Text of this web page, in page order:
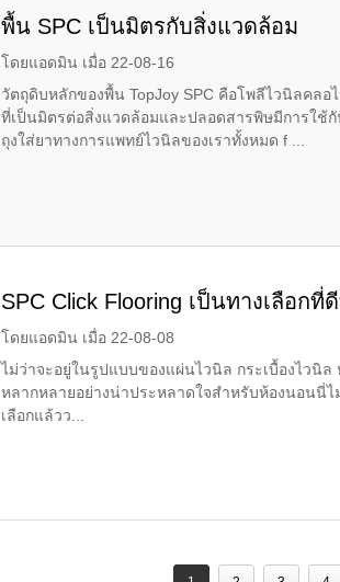
พื้น SPC เป็นมิตรกับสิ่งแวดล้อม
โดยแอดมิน เมื่อ 22-08-16
วัตถุดิบหลักของพื้น TopJoy SPC คือโพลีไวนิลคล
ที่เป็นมิตรต่อสิ่งแวดล้อมและปลอดสารพิษมีการใช้
ถุงใส่ยาทางการแพทย์ไวนิลของเราทั้งหมด f ...
SPC Click Flooring เป็นทางเลือก
โดยแอดมิน เมื่อ 22-08-08
ไม่ว่าจะอยู่ในรูปแบบของแผ่นไวนิล กระเบื้องไวนิ
หลากหลายอย่างน่าประหลาดใจสำหรับห้องนอนนี่
เลือกแล้วว...